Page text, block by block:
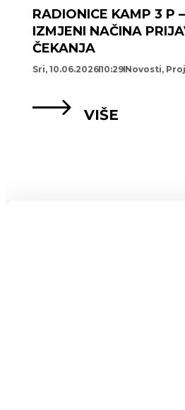
RADIONICE KAMP 3 P
IZMJENI NAČINA
ČEKANJA
Sri, 10.06.202610:29 Novosti,
VIŠE